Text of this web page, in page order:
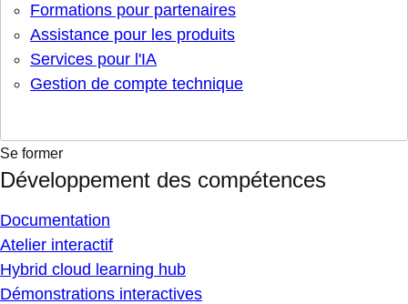
Formations pour partenaires
Assistance pour les produits
Services pour l'IA
Gestion de compte technique
Se former
Développement des compétences
Documentation
Atelier interactif
Hybrid cloud learning hub
Démonstrations interactives